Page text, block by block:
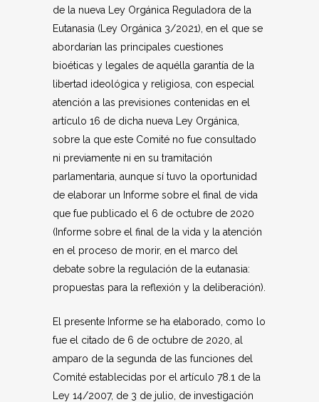
de la nueva Ley Orgánica Reguladora de la
Eutanasia (Ley Orgánica 3/2021), en el que se
abordarían las principales cuestiones
bioéticas y legales de aquélla garantía de la
libertad ideológica y religiosa, con especial
atención a las previsiones contenidas en el
artículo 16 de dicha nueva Ley Orgánica,
sobre la que este Comité no fue consultado
ni previamente ni en su tramitación
parlamentaria, aunque sí tuvo la oportunidad
de elaborar un Informe sobre el final de vida
que fue publicado el 6 de octubre de 2020
(Informe sobre el final de la vida y la atención
en el proceso de morir, en el marco del
debate sobre la regulación de la eutanasia:
propuestas para la reflexión y la deliberación).
El presente Informe se ha elaborado, como lo
fue el citado de 6 de octubre de 2020, al
amparo de la segunda de las funciones del
Comité establecidas por el artículo 78.1 de la
Ley 14/2007, de 3 de julio, de investigación